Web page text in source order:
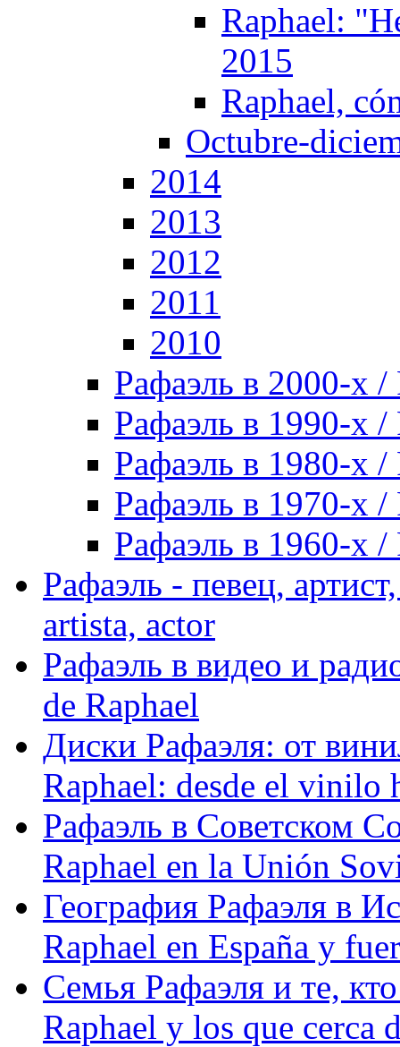
Raphael:
2015
Raphael,
Octubre-
2014
2013
2012
2011
2010
Рафаэль в 2000-х /
Рафаэль в 1990-х /
Рафаэль в 1980-х /
Рафаэль в 1970-х /
Рафаэль в 1960-х /
Рафаэль - певец,
artista, actor
Рафаэль в видео и
de Raphael
Диски Рафаэля: от
Raphael: desde el vinilo
Рафаэль в Советском
Raphael en la Unión
География Рафаэля в
Raphael en España y
Семья Рафаэля и те,
Raphael y los que cerca